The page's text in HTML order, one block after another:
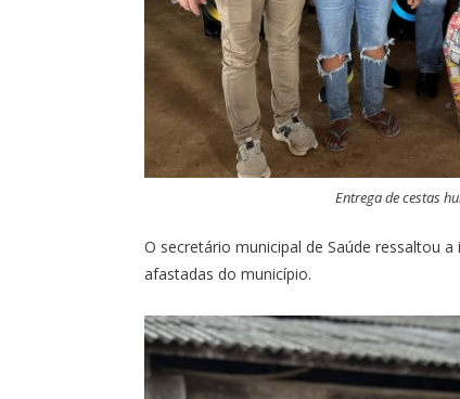
Entrega de cestas
O secretário municipal de Saúde ressaltou
afastadas do município.